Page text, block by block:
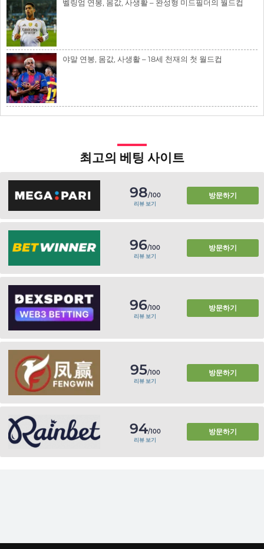
벨링엄 연봉, 몸값, 사생활 – 완성형 미드필더의 월드컵
야말 연봉, 몸값, 사생활 – 18세 천재의 첫 월드컵
최고의 베팅 사이트
98/100
리뷰 보기
방문하기
96/100
리뷰 보기
방문하기
96/100
리뷰 보기
방문하기
95/100
리뷰 보기
방문하기
94/100
리뷰 보기
방문하기